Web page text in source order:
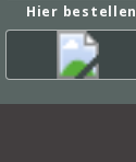
Hier bestellen